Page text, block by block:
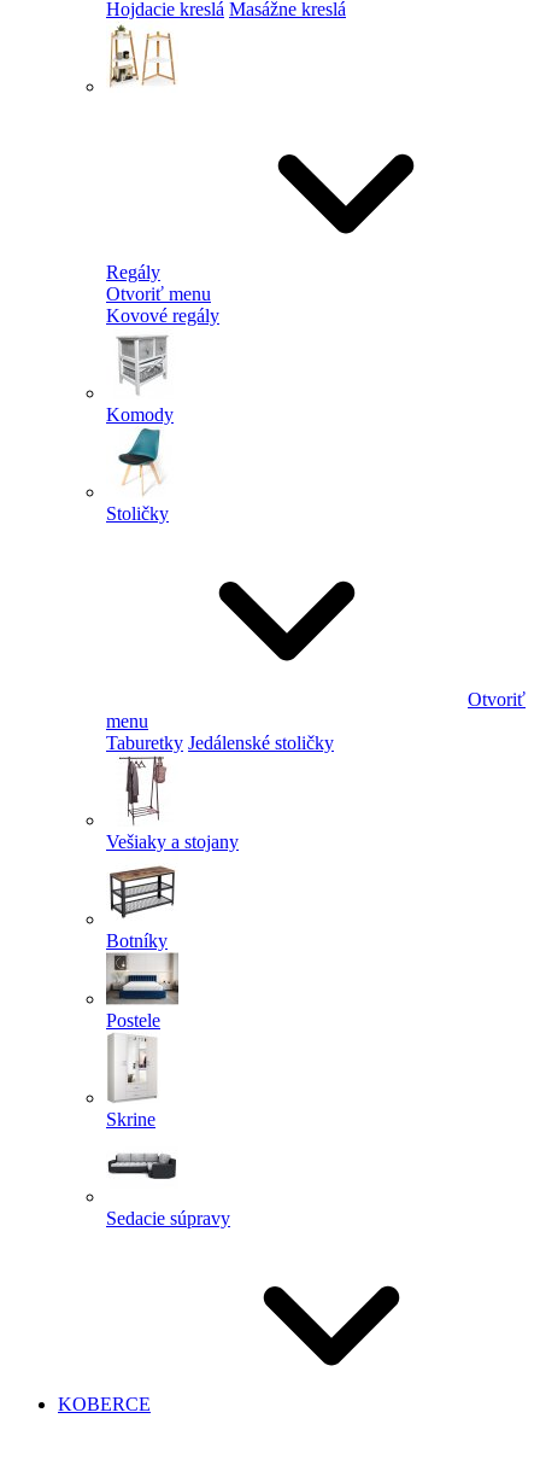
Hojdacie kreslá Masážne kreslá
Regály
Otvoriť menu
Kovové regály
Komody
Stoličky
Otvoriť
menu
Taburetky Jedálenské stoličky
Vešiaky a stojany
Botníky
Postele
Skrine
Sedacie súpravy
KOBERCE